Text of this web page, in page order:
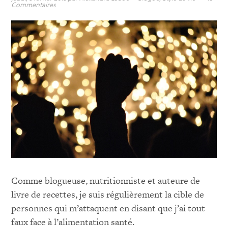
Commentaires
Comme blogueuse, nutritionniste et auteure de
livre de recettes, je suis régulièrement la cible de
personnes qui m’attaquent en disant que j’ai tout
faux face à l’alimentation santé.